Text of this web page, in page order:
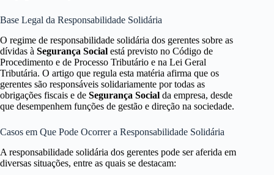
Base Legal da Responsabilidade Solidária
O regime de responsabilidade solidária dos gerentes sobre as
dívidas à Segurança Social está previsto no Código de
Procedimento e de Processo Tributário e na Lei Geral
Tributária. O artigo que regula esta matéria afirma que os
gerentes são responsáveis solidariamente por todas as
obrigações fiscais e de Segurança Social da empresa, desde
que desempenhem funções de gestão e direção na sociedade.
Casos em Que Pode Ocorrer a Responsabilidade Solidária
A responsabilidade solidária dos gerentes pode ser aferida em
diversas situações, entre as quais se destacam: